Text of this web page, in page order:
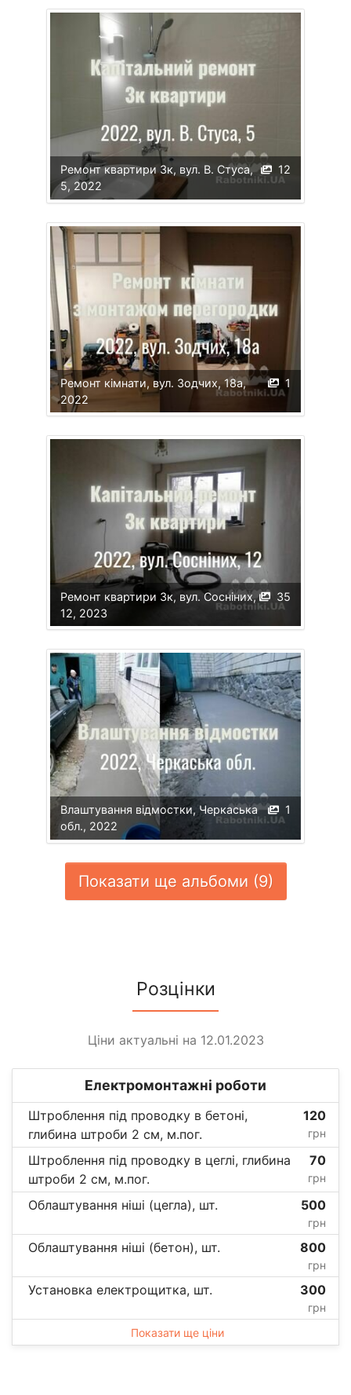
12
Ремонт квартири 3к, вул. В. Стуса,
5, 2022
1
Ремонт кімнати, вул. Зодчих, 18а,
2022
35
Ремонт квартири 3к, вул. Сосніних,
12, 2023
1
Влаштування відмостки, Черкаська
обл., 2022
Показати ще альбоми (9)
Розцінки
Ціни актуальні на 12.01.2023
Електромонтажні роботи
Штроблення під проводку в бетоні,
глибина штроби 2 см, м.пог.
120
грн
Штроблення під проводку в цеглі, глибина
штроби 2 см, м.пог.
70
грн
Облаштування ніші (цегла), шт. 500
грн
Облаштування ніші (бетон), шт. 800
грн
Установка електрощитка, шт. 300
грн
Показати ще ціни